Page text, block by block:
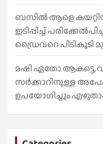
ബസിൽ ആളെ
ഇടിപ്പിച്ച്
ഡ്രൈവറെ പിടികൂടി
മഷി ഏതോ ആകട്ടെ,
സർക്കാറിനുള്ള
ഉപയോഗിച്ചും